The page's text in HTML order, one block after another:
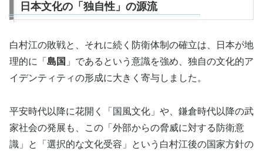
日本文化の「独自性」の源流
白村江の敗戦と、それに続く防衛体制の確立は、日本が地
理的に「 島国 」であるという意識を強め、独自の文化的ア
イデンティティの形成に大きく寄与しました。
平安時代以降に花開く「国風文化」や、鎌倉時代以降の武
家社会の発展も、この「外部からの脅威に対する防衛意
識」と「選択的な文化受容」という白村江後の国家方針の